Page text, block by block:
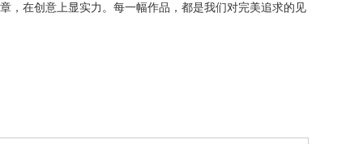
，在创意上显实力。每一幅作品，都是我们对完美追求的见